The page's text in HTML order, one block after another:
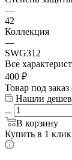
—
42
Коллекция
—
SWG312
Все
400 ₽
Товар под
Нашли
В корзину
Купить в 1 клик